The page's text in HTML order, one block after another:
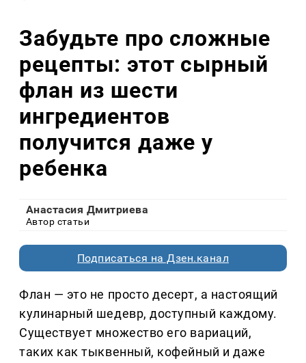
Забудьте про сложные
рецепты: этот сырный
флан из шести
ингредиентов
получится даже у
ребенка
Анастасия Дмитриева
Автор статьи
Подписаться на Дзен.канал
Флан — это не просто десерт, а настоящий
кулинарный шедевр, доступный каждому.
Существует множество его вариаций,
таких как тыквенный, кофейный и даже